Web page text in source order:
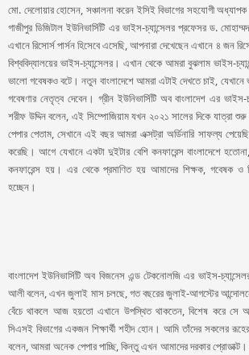
মো. দেলোয়ার হোসেন, সঞ্চালনা করেন ইসিই বিভাগের সহযোগী
গাজীপুর ডিজিটাল ইউনিভার্সিটি এর ভাইস-চ্যান্সেলর প্রফেসর ড.
এখানে রিসোর্স পার্সন হিসেবে এসেছি, আপনারা দেখেছেন এখানে ৪ জন
বিশ্ববিদ্যালয়ের ভাইস-চ্যান্সেলর। এখান থেকে আমরা বুঝলাম ভাইস-
ভালো গবেষকও বটে। নতুন বাংলাদেশে আমরা এটাই দেখতে চাই, যেখানে
গবেষণার নেতৃত্ব দেবেন। গ্রীন ইউনিভার্সিটি অব বাংলাদেশ এর
শরীফ উদ্দিন বলেন, এই সিম্পোজিয়াম যখন ২০২১ সালের দিকে যাত্রা
পেপার পেতাম, সেখানে এই বছর আমরা এক্সট্রা অর্ডিনারি সাফল্য
করেছি। আগে যেখানে একটা দুইটার বেশি কনফারেন্স বাংলাদেশে
কনফারেন্স হয়। এর থেকে প্রমাণিত হয় আমাদের শিক্ষক, গবেষক ও
হচ্ছেন।
বাংলাদেশ ইউনিভার্সিটি অব বিজনেস এন্ড টেকনোলজি এর ভাইস-
আলী বলেন, এখন জুলাই মাস চলছে, গত বছরের জুলাই-আগস্টের
বেঁচে থাকলে আজ হয়তো এখানে উপস্থিত থাকতেন, বিশেষ করে সে
সিএসই বিভাগের একজন শিক্ষার্থী শহীদ হোন। আমি তাঁদের সকলের
বলেন, আমরা অনেক পেপার পাচ্ছি, কিন্তু এখন আমাদের দরকার প্রোডাক্ট।